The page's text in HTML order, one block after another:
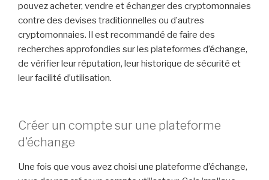
pouvez acheter, vendre et échanger des cryptomonnaies
contre des devises traditionnelles ou d’autres
cryptomonnaies. Il est recommandé de faire des
recherches approfondies sur les plateformes d’échange,
de vérifier leur réputation, leur historique de sécurité et
leur facilité d’utilisation.
Créer un compte sur une plateforme
d’échange
Une fois que vous avez choisi une plateforme d’échange,